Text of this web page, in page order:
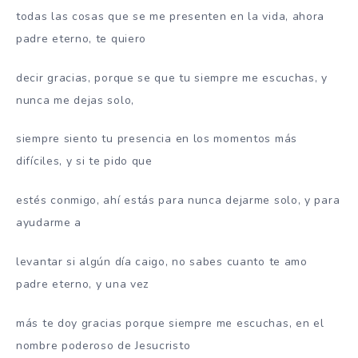
todas las cosas que se me presenten en la vida, ahora
padre eterno, te quiero
decir gracias, porque se que tu siempre me escuchas, y
nunca me dejas solo,
siempre siento tu presencia en los momentos más
difíciles, y si te pido que
estés conmigo, ahí estás para nunca dejarme solo, y para
ayudarme a
levantar si algún día caigo, no sabes cuanto te amo
padre eterno, y una vez
más te doy gracias porque siempre me escuchas, en el
nombre poderoso de Jesucristo